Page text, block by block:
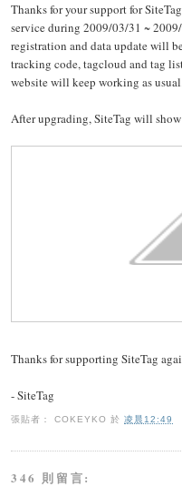
Thanks for your support for
service during 2009/03/31 ~
registration and data update will
tracking code, tagcloud and tag
website will keep working as
After upgrading, SiteTag will
Thanks for supporting SiteTag
- SiteTag
張貼者：COKEYKO 於凌晨12:49
346 則留言: